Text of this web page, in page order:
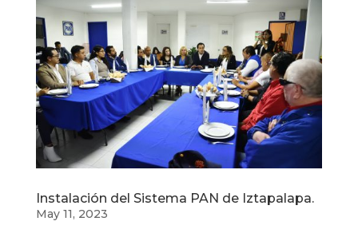
Instalación del Sistema PAN de Iztapalapa.
May 11, 2023